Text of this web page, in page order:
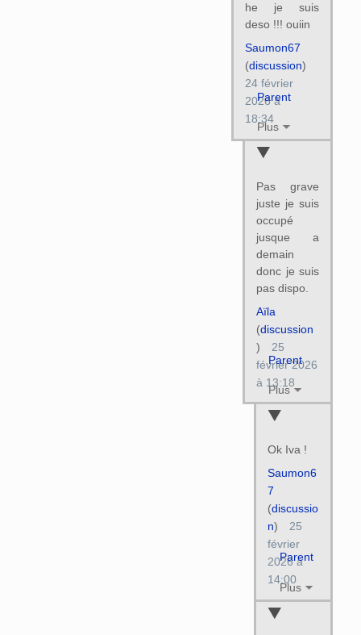
he je suis
deso !!! ouiin
Parent
Plus
Saumon67
(discussion)
24 février
2026 à
18:34
Pas grave
juste je suis
occupé
jusque a
demain
donc je suis
pas dispo.
Parent
Plus
Aïla
(discussion
)
25
février 2026
à 13:18
Ok Iva !
Parent
Plus
Saumon6
7
(discussio
n)
25
février
2026 à
14:00